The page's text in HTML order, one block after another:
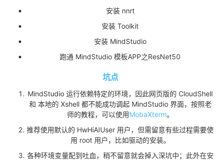
我
客
论
的
我
安装 nnrt
安装 Toolkit
安装 MindStudio
跑通 MindStudio 模板APP之ResNet50
坑点
MindStudio 运行依赖特定的环境，因此网页版的 CloudShell
和 本地的 Xshell 都不能成功调起 MindStudio 界面，按照老
师的教程，可以使用MobaXterm。
推荐使用默认的 HwHiAIUser 用户，但需留意有些过程需要使
用 root 用户，比如驱动的安装。
各种环境变量配到吐血，稍不留意就会掉入深坑中；此外在安